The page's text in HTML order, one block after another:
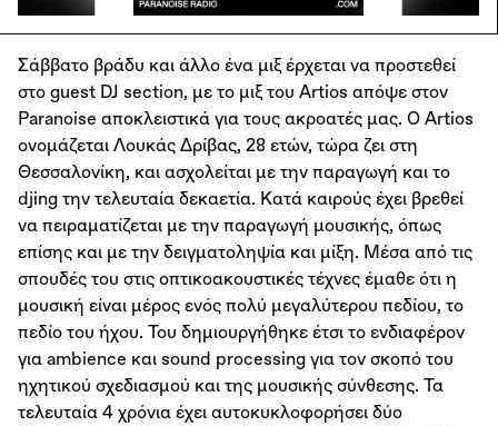
Σάββατο βράδυ και άλλο ένα μιξ έρχεται να προστεθεί
στο guest DJ section, με το μιξ του Artios απόψε στον
Paranoise αποκλειστικά για τους ακροατές μας. O Artios
ονομάζεται Λουκάς Δρίβας, 28 ετών, τώρα ζει στη
Θεσσαλονίκη, και ασχολείται με την παραγωγή και το
djing την τελευταία δεκαετία. Kατά καιρούς έχει βρεθεί
να πειραματίζεται με την παραγωγή μουσικής, όπως
επίσης και με την δειγματοληψία και μίξη. Μέσα από τις
σπουδές του στις οπτικοακουστικές τέχνες έμαθε ότι η
μουσική είναι μέρος ενός πολύ μεγαλύτερου πεδίου, το
πεδίο του ήχου. Του δημιουργήθηκε έτσι το ενδιαφέρον
για ambience και sound processing για τον σκοπό του
ηχητικού σχεδιασμού και της μουσικής σύνθεσης. Τα
τελευταία 4 χρόνια έχει αυτοκυκλοφορήσει δύο